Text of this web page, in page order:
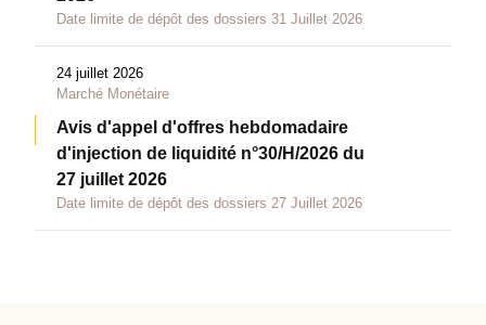
Date limite de dépôt des dossiers 31 Juillet 2026
24 juillet 2026
Marché Monétaire
Avis d'appel d'offres hebdomadaire
d'injection de liquidité n°30/H/2026 du
27 juillet 2026
Date limite de dépôt des dossiers 27 Juillet 2026